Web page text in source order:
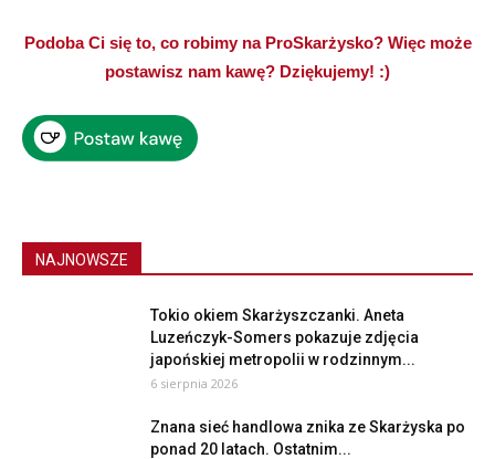
Podoba Ci się to, co robimy na ProSkarżysko? Więc może
postawisz nam kawę? Dziękujemy! :)
NAJNOWSZE
Tokio okiem Skarżyszczanki. Aneta
Luzeńczyk-Somers pokazuje zdjęcia
japońskiej metropolii w rodzinnym...
6 sierpnia 2026
Znana sieć handlowa znika ze Skarżyska po
ponad 20 latach. Ostatnim...